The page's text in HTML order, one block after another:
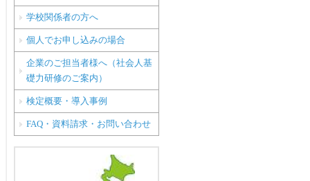
学校関係者の方へ
個人でお申し込みの場合
企業のご担当者様へ（社会人基
礎力研修のご案内）
検定概要・導入事例
FAQ・資料請求・お問い合わせ